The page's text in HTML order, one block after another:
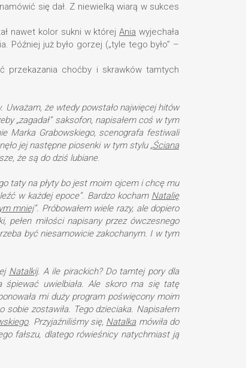
się dał. Z niewielką wiarą w sukces
nawet kolor sukni w którejAnia wyjechała
Później już było gorzej („tyle tego było” –
przekazania choćby i skrawków tamtych
że wtedy powstało najwięcej hitów
„zagadał” saksofon, napisałem coś w tym
Marka Grabowskiego, scenografa festiwali
jej następne piosenki w tym stylu „Ściana
że są do dziś lubiane.
taty na płyty bo jest moim ojcem i chcę mu
w każdej epoce”. Bardzo kocham Natalię
mniej”. Próbowałem wiele razy, ale dopiero
miłości napisany przez ówczesnego
być niesamowicie zakochanym. I w tym
Natalkij. A ile pirackich? Do tamtej pory dla
uwielbiała. Ale skoro ma się tatę
mi duży program poświęcony moim
zostawiła. Tego dzieciaka. Napisałem
. Przyjaźniliśmy się, Natalkamówiła do
fałszu, dlatego rówieśnicy natychmiast ją